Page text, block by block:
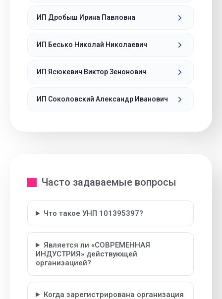
ИП Дробыш Ирина Павловна
ИП Бесько Николай Николаевич
ИП Ясюкевич Виктор Зенонович
ИП Соколовский Александр Иванович
Часто задаваемые вопросы
Что такое УНП 101395397?
Является ли «СОВРЕМЕННАЯ
ИНДУСТРИЯ» действующей
организацией?
Когда зарегистрирована организация